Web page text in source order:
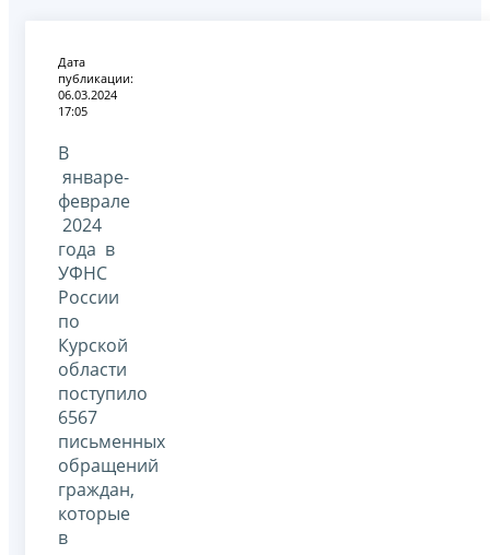
Дата
публикации:
06.03.2024
17:05
В
январе-
феврале
2024
года в
УФНС
России
по
Курской
области
поступило
6567
письменных
обращений
граждан,
которые
в